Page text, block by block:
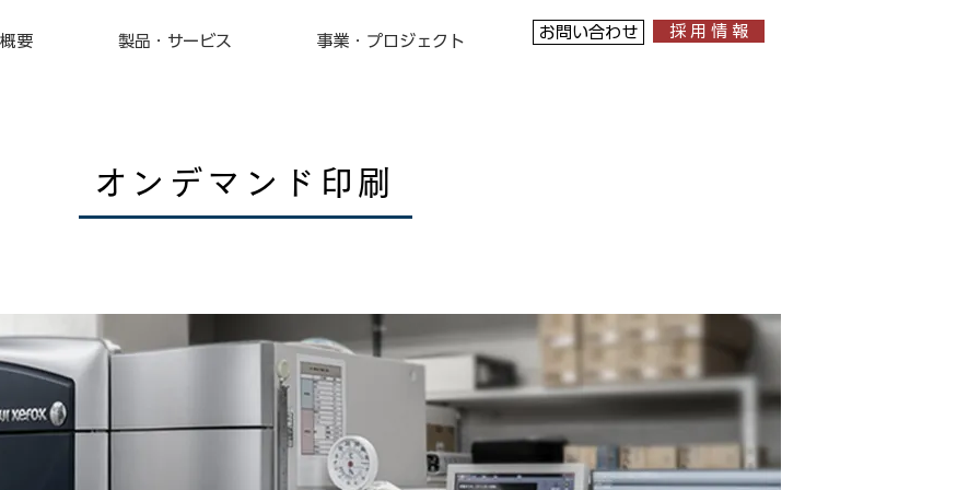
要 製品・サービス 事業・プロジェクト
お問い合わせ 採 用 情 報
オンデマンド印刷